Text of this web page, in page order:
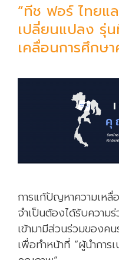
“ทีช ฟอร์ ไทยแ
เปลี่ยนแปลง รุ่
เคลื่อนการศึกษ
การแก้ปัญหาความเหลื่
จำเป็นต้องได้รับความ
เข้ามามีส่วนร่วมของค
เพื่อทำหน้าที่ “ผู้นำการ